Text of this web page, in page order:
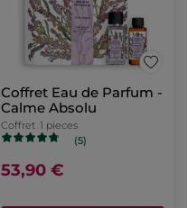
Coffret Eau de Parfum -
Calme Absolu
Coffret 1 pieces
(5)
53,90 €